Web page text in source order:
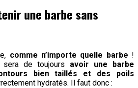
une barbe sans
comme n’importe quelle barbe !
sera de toujours avoir une barbe
bien taillés et des poils
hydratés. Il faut donc :